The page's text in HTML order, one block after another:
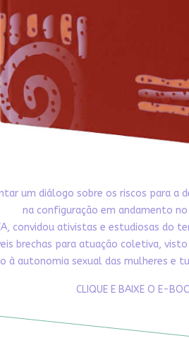
um diálogo sobre os riscos para a
na configuração em andamento
convidou ativistas e estudiosas do
brechas para atuação coletiva,
à autonomia sexual das mulheres e
CLIQUE E BAIXE O E-